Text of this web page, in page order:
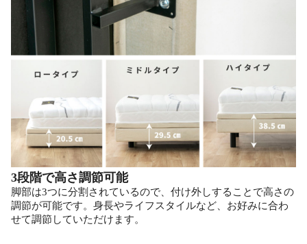
3段階で高さ調節可能
脚部は3つに分割されているので、付け外しすることで高さの
調節が可能です。身長やライフスタイルなど、お好みに合わ
せて調節していただけます。